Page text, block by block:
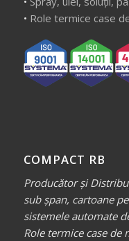
• Role termice case
COMPACT RB
Producător și
sub șpan, cartoane
sistemele automate
Role termice case de